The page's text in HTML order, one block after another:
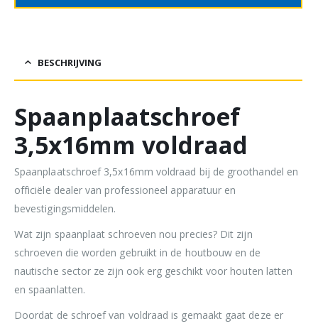
BESCHRIJVING
Spaanplaatschroef
3,5x16mm voldraad
Spaanplaatschroef 3,5x16mm voldraad bij de groothandel en
officiële dealer van professioneel apparatuur en
bevestigingsmiddelen.
Wat zijn spaanplaat schroeven nou precies? Dit zijn
schroeven die worden gebruikt in de houtbouw en de
nautische sector ze zijn ook erg geschikt voor houten latten
en spaanlatten.
Doordat de schroef van voldraad is gemaakt gaat deze er